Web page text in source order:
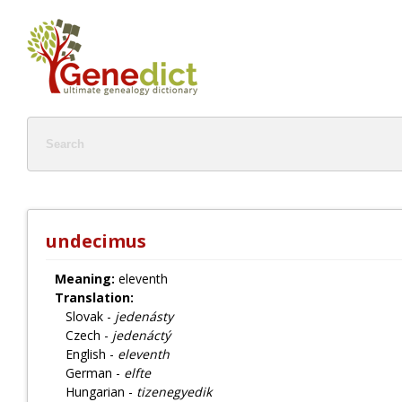
undecimus
Meaning: eleventh
Translation:
Slovak - jedenásty
Czech - jedenáctý
English - eleventh
German - elfte
Hungarian - tizenegyedik